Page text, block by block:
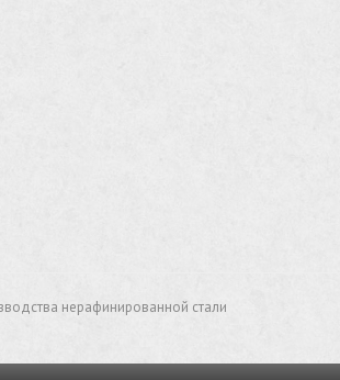
нерафинированной стали